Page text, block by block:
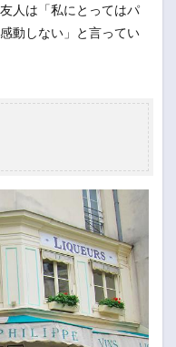
人は「私にとってはパ
動しない」と言ってい